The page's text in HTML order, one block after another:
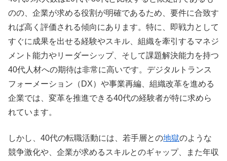
のの、企業が求める役割が明確であるため、要件に合致す
れば高く評価される傾向にあります。特に、即戦力として
すぐに成果を出せる経験やスキル、組織を牽引するマネジ
メント能力やリーダーシップ、そして課題解決能力を持つ
40代人材への期待は非常に高いです。デジタルトランス
フォーメーション（DX）や事業再編、組織改革を進める
企業では、変革を推進できる40代の経験者が特に求めら
れています。
しかし、40代の転職活動には、若手層との地獄のような
競争激化や、企業が求めるスキルとのギャップ、また年収